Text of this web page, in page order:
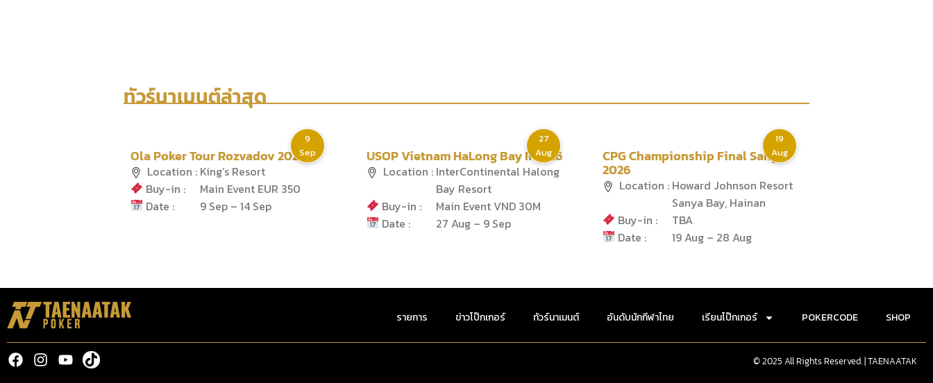
ทัวร์นาเมนต์ล่าสุด
9
Sep
Ola Poker Tour Rozvadov 2026
Location : King’s Resort
Buy-in :
Main Event EUR 350
Date :
9 Sep – 14 Sep
27
Aug
USOP Vietnam HaLong Bay II 2026
Location : InterContinental Halong
Bay Resort
Buy-in :
Main Event VND 30M
Date :
27 Aug – 9 Sep
19
Aug
CPG Championship Final Sanya
2026
Location : Howard Johnson Resort
Sanya Bay, Hainan
Buy-in :
TBA
Date :
19 Aug – 28 Aug
รายการ ข่าวโป๊กเกอร์ ทัวร์นาเมนต์ อันดับนักกีฬาไทย เรียนโป๊กเกอร์ POKERCODE SHOP
© 2025 All Rights Reserved. | TAENAATAK